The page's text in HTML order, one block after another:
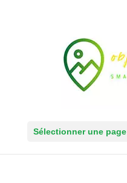
Sélectionner une page